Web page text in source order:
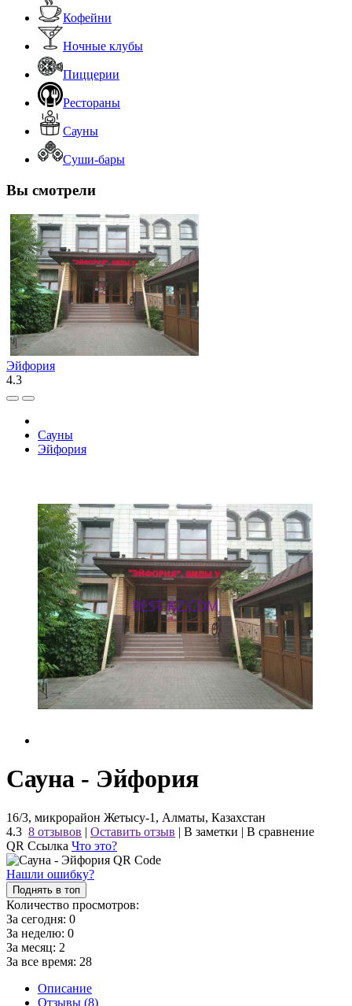
Кофейни
Ночные клубы
Пиццерии
Рестораны
Сауны
Суши-бары
Вы смотрели
Эйфория
4.3
Сауны
Эйфория
Сауна - Эйфория
16/3, микрорайон Жетысу-1, Алматы, Казахстан
4.3 8 отзывов | Оставить отзыв | В заметки | В сравнение
QR Ссылка Что это?
Нашли ошибку?
Поднять в топ
Количество просмотров:
За сегодня: 0
За неделю: 0
За месяц: 2
За все время: 28
Описание
Отзывы (8)